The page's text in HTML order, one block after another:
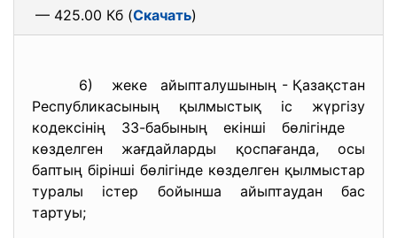
— 425.00 Кб (Скачать)
6) жеке айыпталушының - Қазақстан
Республикасының қылмыстық іс жүргізу
кодексінің 33-бабының екінші бөлігінде
көзделген жағдайларды қоспағанда, осы
баптың бірінші бөлігінде көзделген қылмыстар
туралы істер бойынша айыптаудан бас
тартуы;